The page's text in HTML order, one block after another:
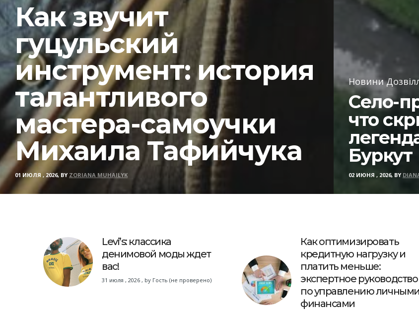
Как звучит
гуцульский
инструмент: история
талантливого
мастера-самоучки
Михаила Тафийчука
01 ИЮЛЯ , 2026, BY ZORIANA MUHAILYK
Новини
Село-
что
Буркут
02 ИЮНЯ , 2026, BY
Levi’s: классика
денимовой моды ждет
вас!
31 июля , 2026 , by Гость (не проверено)
Как оптимизировать
кредитную нагрузку и
платить меньше:
экспертное руководство
по управлению личными
финансами